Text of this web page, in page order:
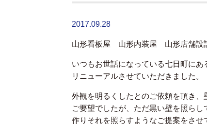
2017.09.28
山形看板屋 山形内装屋 山形店舗設
いつもお世話になっている七日町に
リニューアルさせていただきました。
外観を明るくしたとのご依頼を頂き
ご要望でしたが、ただ黒い壁を照ら
作りそれを照らすようなご提案をさせ